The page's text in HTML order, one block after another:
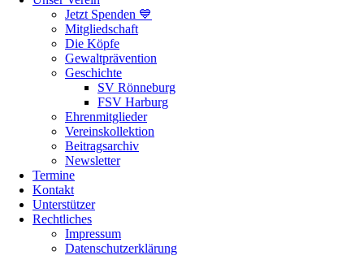
Jetzt Spenden 💙
Mitgliedschaft
Die Köpfe
Gewaltprävention
Geschichte
SV Rönneburg
FSV Harburg
Ehrenmitglieder
Vereinskollektion
Beitragsarchiv
Newsletter
Termine
Kontakt
Unterstützer
Rechtliches
Impressum
Datenschutzerklärung